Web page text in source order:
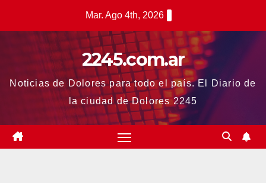
Mar. Ago 4th, 2026
2245.com.ar
Noticias de Dolores para todo el país. El Diario de
la ciudad de Dolores 2245